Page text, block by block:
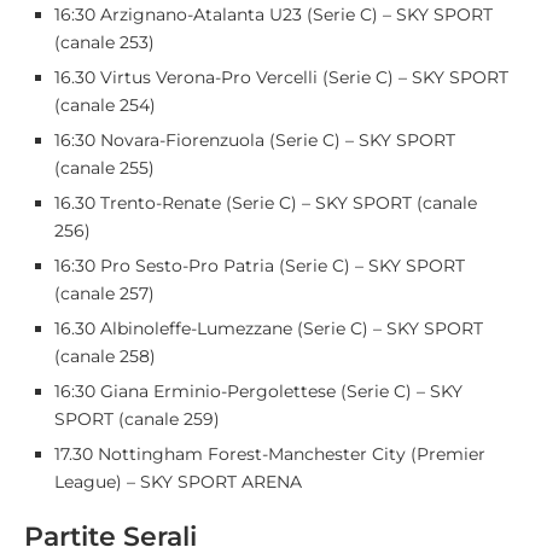
16:30 Arzignano-Atalanta U23 (Serie C) – SKY SPORT
(canale 253)
16.30 Virtus Verona-Pro Vercelli (Serie C) – SKY SPORT
(canale 254)
16:30 Novara-Fiorenzuola (Serie C) – SKY SPORT
(canale 255)
16.30 Trento-Renate (Serie C) – SKY SPORT (canale
256)
16:30 Pro Sesto-Pro Patria (Serie C) – SKY SPORT
(canale 257)
16.30 Albinoleffe-Lumezzane (Serie C) – SKY SPORT
(canale 258)
16:30 Giana Erminio-Pergolettese (Serie C) – SKY
SPORT (canale 259)
17.30 Nottingham Forest-Manchester City (Premier
League) – SKY SPORT ARENA
Partite Serali